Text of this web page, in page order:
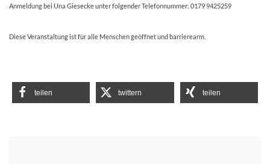
Anmeldung bei Una Giesecke unter folgender Telefonnummer: 0179 9425259
Diese Veranstaltung ist für alle Menschen geöffnet und barrierearm.
teilen twittern teilen